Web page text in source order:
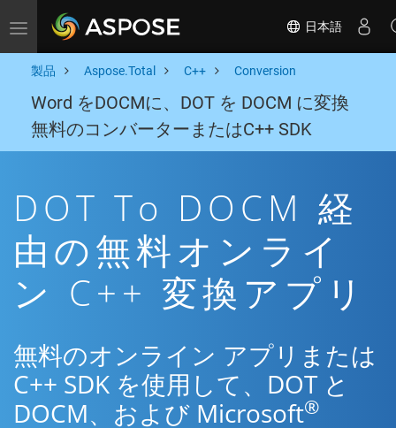
Toggle navigation 日本語
製品 Aspose.Total C++ Conversion
Word をDOCMに、DOT を DOCM に変換
無料のコンバーターまたはC++ SDK
DOT To DOCM 経
由の無料オンライ
ン C++ 変換アプリ
無料のオンライン アプリまたは
C++ SDK を使用して、DOT と
DOCM、および Microsoft®